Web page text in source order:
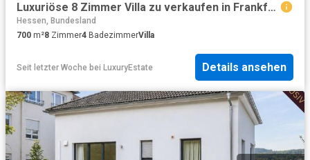
Luxuriöse 8 Zimmer Villa zu verkaufen in Frankfurt am Main, Deutschland
Hessen, Bundesland
700 m²8 Zimmer4 BadezimmerVilla
Seit letzter Woche bei LuxuryEstate Details ansehen